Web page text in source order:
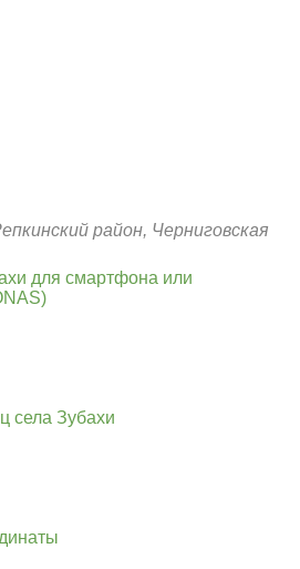
район, Черниговская
для смартфона или
села Зубахи